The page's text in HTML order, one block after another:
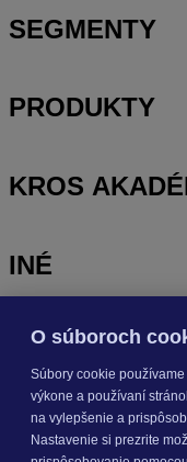
SEGMENTY
PRODUKTY
KROS
INÉ
O súboroch
Súbory cookie
výkone a používaní
na vylepšenie a
Nastavenie si prezrite